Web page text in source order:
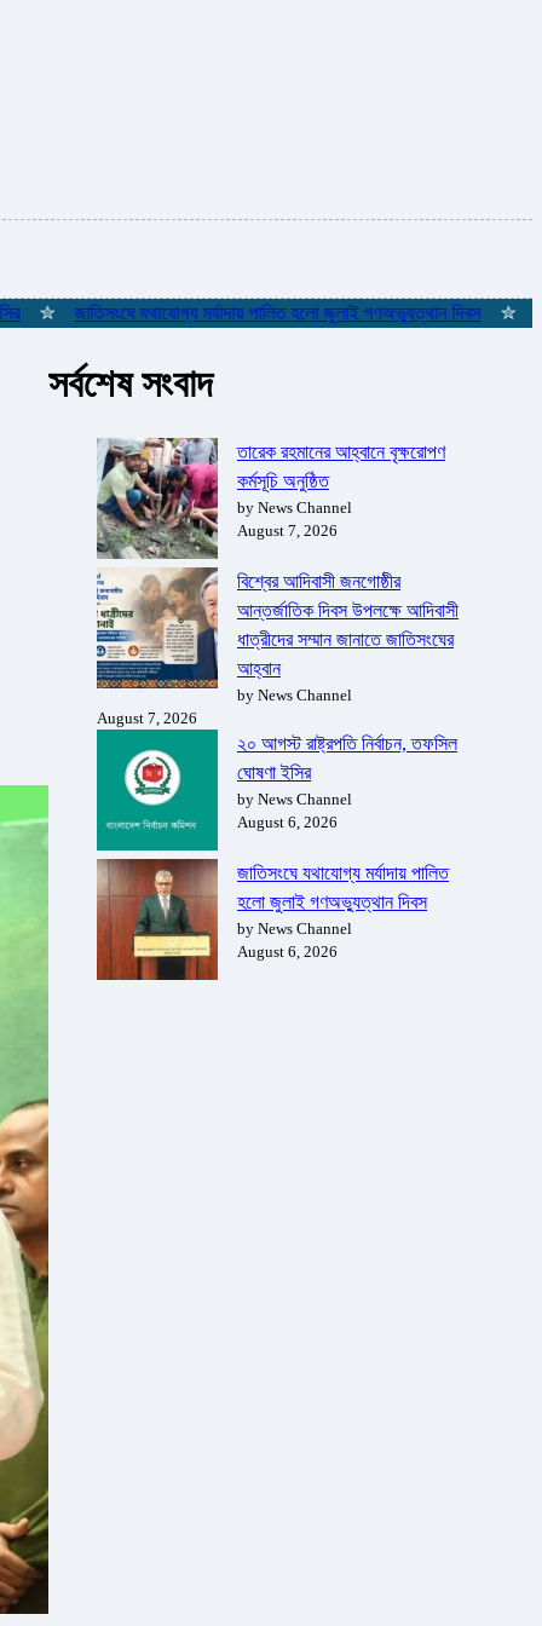
জাতিসংঘে যথাযোগ্য মর্যাদায় পালিত হলো জুলাই গণঅভ্যুত্থান দিবস ✮
সর্বশেষ সংবাদ
তারেক রহমানের আহ্বানে বৃক্ষরোপণ
কর্মসূচি অনুষ্ঠিত
by News Channel
August 7, 2026
বিশ্বের আদিবাসী জনগোষ্ঠীর
আন্তর্জাতিক দিবস উপলক্ষে আদিবাসী
ধাত্রীদের সম্মান জানাতে জাতিসংঘের
আহ্বান
by News Channel
August 7, 2026
২০ আগস্ট রাষ্ট্রপতি নির্বাচন, তফসিল
ঘোষণা ইসির
by News Channel
August 6, 2026
জাতিসংঘে যথাযোগ্য মর্যাদায় পালিত
হলো জুলাই গণঅভ্যুত্থান দিবস
by News Channel
August 6, 2026